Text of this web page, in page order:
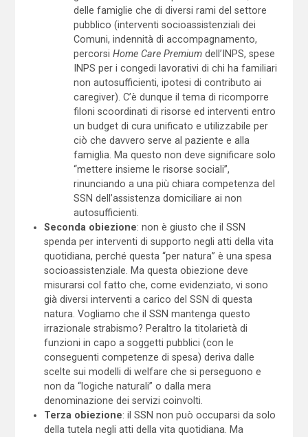
delle famiglie che di diversi rami del settore
pubblico (interventi socioassistenziali dei
Comuni, indennità di accompagnamento,
percorsiHome Care Premium dell’INPS, spese
INPS per i congedi lavorativi di chi ha familiari
non autosufficienti, ipotesi di contributo ai
caregiver). C’è dunque il tema di ricomporre
filoni scoordinati di risorse ed interventi entro
un budget di cura unificato e utilizzabile per
ciò che davvero serve al paziente e alla
famiglia. Ma questo non deve significare solo
“mettere insieme le risorse sociali”,
rinunciando a una più chiara competenza del
SSN dell’assistenza domiciliare ai non
autosufficienti.
Seconda obiezione: non è giusto che il SSN
spenda per interventi di supporto negli atti della vita
quotidiana, perché questa “per natura” è una spesa
socioassistenziale. Ma questa obiezione deve
misurarsi col fatto che, come evidenziato, vi sono
già diversi interventi a carico del SSN di questa
natura. Vogliamo che il SSN mantenga questo
irrazionale strabismo? Peraltro la titolarietà di
funzioni in capo a soggetti pubblici (con le
conseguenti competenze di spesa) deriva dalle
scelte sui modelli di welfare che si perseguono e
non da “logiche naturali” o dalla mera
denominazione dei servizi coinvolti.
Terza obiezione: il SSN non può occuparsi da solo
della tutela negli atti della vita quotidiana. Ma